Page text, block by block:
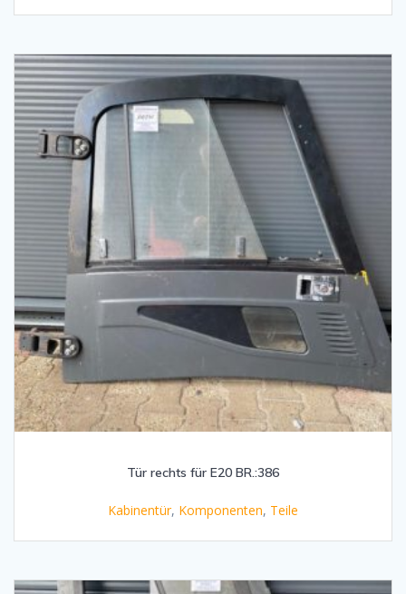
Tür rechts für E20 BR.:386
Kabinentür, Komponenten, Teile